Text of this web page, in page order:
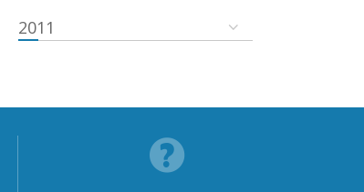
2011